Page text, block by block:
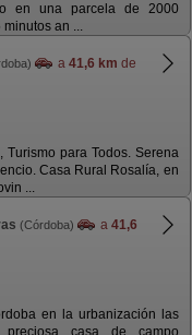
en una parcela de 2000
an ...
a 41,6 km de
Turismo para Todos. Serena
Casa Rural Rosalía, en
...
(Córdoba) a 41,6
en la urbanización las